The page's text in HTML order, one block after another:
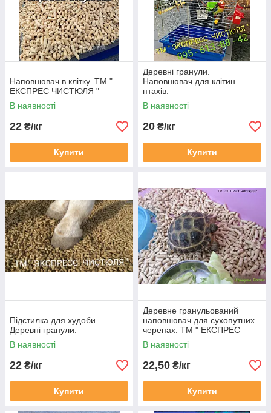
Наповнювач в клітку. ТМ "
ЕКСПРЕС ЧИСТЮЛЯ "
В наявності
22 ₴/кг
Купити
Деревні гранули.
Наповнювач для клітин
птахів.
В наявності
20 ₴/кг
Купити
Підстилка для худоби.
Деревні гранули.
В наявності
22 ₴/кг
Купити
Деревне гранульований
наповнювач для сухопутних
черепах. ТМ " ЕКСПРЕС
ЧИСТЮЛЯ "
В наявності
22,50 ₴/кг
Купити